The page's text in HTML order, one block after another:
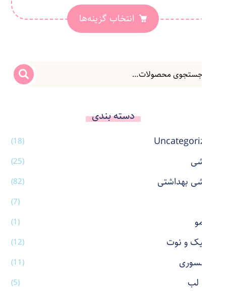
انتخاب گزینه‌ها
دسته بندی
Uncategorized
(18)
آرایشی (25)
آرایشی بهداشتی (82)
(7)
اتو مو (1)
استیک و نوت (12)
اکسسوری (11)
بالم لب (5)